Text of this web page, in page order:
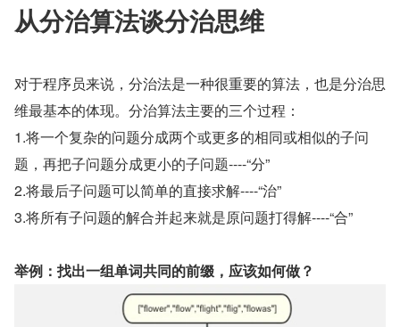
从分治算法谈分治思维
对于程序员来说，分治法是一种很重要的算法，也是分治思
维最基本的体现。分治算法主要的三个过程：
1.将一个复杂的问题分成两个或更多的相同或相似的子问
题，再把子问题分成更小的子问题----“分”
2.将最后子问题可以简单的直接求解----“治”
3.将所有子问题的解合并起来就是原问题打得解----“合”
举例：找出一组单词共同的前缀，应该如何做？